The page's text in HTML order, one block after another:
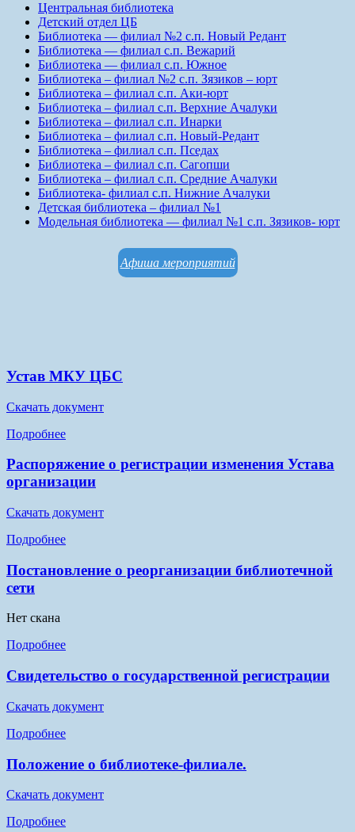
Центральная библиотека
Детский отдел ЦБ
Библиотека — филиал №2 с.п. Новый Редант
Библиотека — филиал с.п. Вежарий
Библиотека — филиал с.п. Южное
Библиотека – филиал №2 с.п. Зязиков – юрт
Библиотека – филиал с.п. Аки-юрт
Библиотека – филиал с.п. Верхние Ачалуки
Библиотека – филиал с.п. Инарки
Библиотека – филиал с.п. Новый-Редант
Библиотека – филиал с.п. Пседах
Библиотека – филиал с.п. Сагопши
Библиотека – филиал с.п. Средние Ачалуки
Библиотека- филиал с.п. Нижние Ачалуки
Детская библиотека – филиал №1
Модельная библиотека — филиал №1 с.п. Зязиков- юрт
Афиша мероприятий
Устав МКУ ЦБС
Скачать документ
Подробнее
Распоряжение о регистрации изменения Устава
организации
Скачать документ
Подробнее
Постановление о реорганизации библиотечной
сети
Нет скана
Подробнее
Свидетельство о государственной регистрации
Скачать документ
Подробнее
Положение о библиотеке-филиале.
Скачать документ
Подробнее